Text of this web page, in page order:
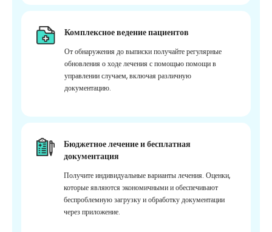
Комплексное ведение пациентов
От обнаружения до выписки получайте регулярные
обновления о ходе лечения с помощью помощи в
управлении случаем, включая различную
документацию.
Бюджетное лечение и бесплатная
документация
Получите индивидуальные варианты лечения. Оценки,
которые являются экономичными и обеспечивают
беспроблемную загрузку и обработку документации
через приложение.